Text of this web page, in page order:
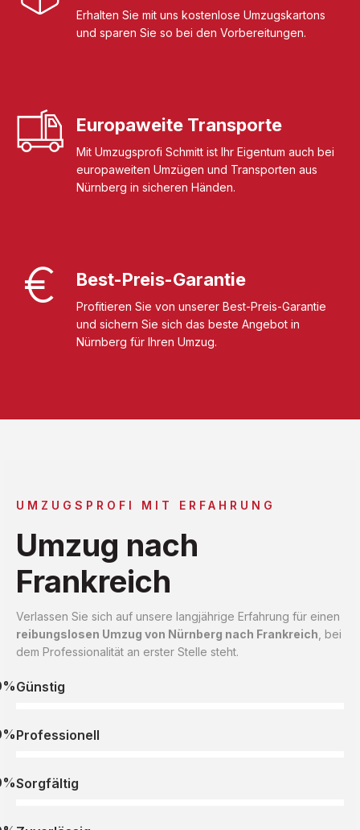
Erhalten Sie mit uns kostenlose Umzugskartons
und sparen Sie so bei den Vorbereitungen.
Europaweite Transporte
Mit Umzugsprofi Schmitt ist Ihr Eigentum auch bei
europaweiten Umzügen und Transporten aus
Nürnberg in sicheren Händen.
Best-Preis-Garantie
Profitieren Sie von unserer Best-Preis-Garantie
und sichern Sie sich das beste Angebot in
Nürnberg für Ihren Umzug.
UMZUGSPROFI MIT ERFAHRUNG
Umzug nach
Frankreich
Verlassen Sie sich auf unsere langjährige Erfahrung für einen
reibungslosen Umzug von Nürnberg nach Frankreich , bei
dem Professionalität an erster Stelle steht.
Günstig
Professionell
Sorgfältig